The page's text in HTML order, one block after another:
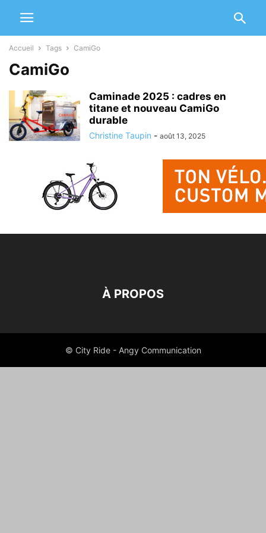
Accueil Tags CamiGo
CamiGo
Caminade 2025 : cadres en
titane et nouveau CamiGo
durable
Christine Taupin - août 13, 2025
À PROPOS
© City Ride - Angy Communication